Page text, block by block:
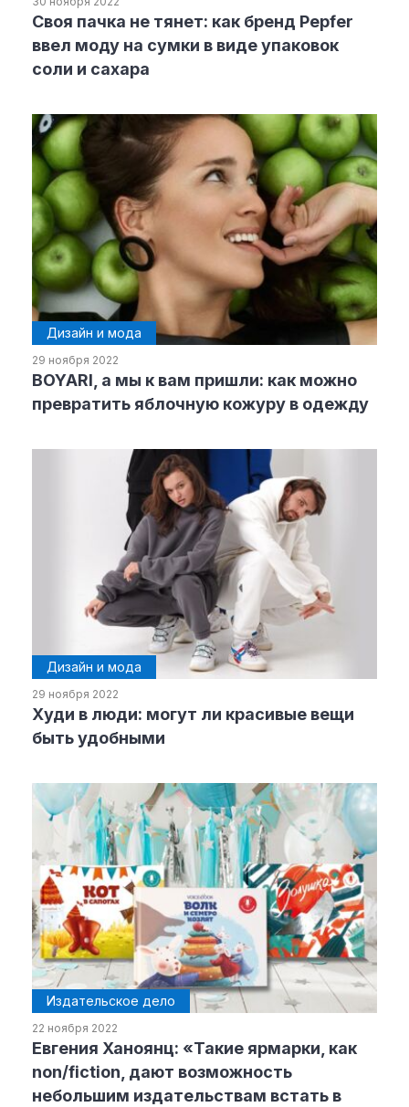
Своя пачка не тянет: как бренд Pepfer
ввел моду на сумки в виде упаковок
соли и сахара
Дизайн и мода
29 ноября 2022
BOYARI, а мы к вам пришли: как можно
превратить яблочную кожуру в одежду
Дизайн и мода
29 ноября 2022
Худи в люди: могут ли красивые вещи
быть удобными
Издательское дело
22 ноября 2022
Евгения Ханоянц: «Такие ярмарки, как
non/fiction, дают возможность
небольшим издательствам встать в